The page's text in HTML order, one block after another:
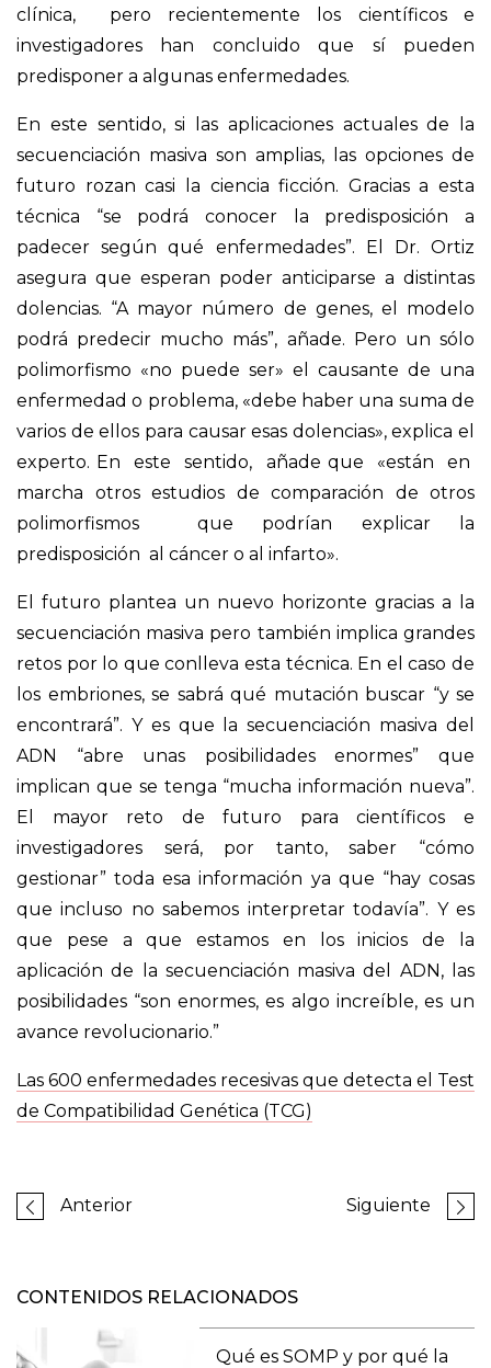
clínica, pero recientemente los científicos e
investigadores han concluido que sí pueden
predisponer a algunas enfermedades.
En este sentido, si las aplicaciones actuales de la
secuenciación masiva son amplias, las opciones de
futuro rozan casi la ciencia ficción. Gracias a esta
técnica “se podrá conocer la predisposición a
padecer según qué enfermedades”. El Dr. Ortiz
asegura que esperan poder anticiparse a distintas
dolencias. “A mayor número de genes, el modelo
podrá predecir mucho más”, añade. Pero un sólo
polimorfismo «no puede ser» el causante de una
enfermedad o problema, «debe haber una suma de
varios de ellos para causar esas dolencias», explica el
experto. En este sentido, añade que «están en
marcha otros estudios de comparación de otros
polimorfismos que podrían explicar la
predisposición al cáncer o al infarto».
El futuro plantea un nuevo horizonte gracias a la
secuenciación masiva pero también implica grandes
retos por lo que conlleva esta técnica. En el caso de
los embriones, se sabrá qué mutación buscar “y se
encontrará”. Y es que la secuenciación masiva del
ADN “abre unas posibilidades enormes” que
implican que se tenga “mucha información nueva”.
El mayor reto de futuro para científicos e
investigadores será, por tanto, saber “cómo
gestionar” toda esa información ya que “hay cosas
que incluso no sabemos interpretar todavía”. Y es
que pese a que estamos en los inicios de la
aplicación de la secuenciación masiva del ADN, las
posibilidades “son enormes, es algo increíble, es un
avance revolucionario.”
Las 600 enfermedades recesivas que detecta el Test
de Compatibilidad Genética (TCG)
Anterior Siguiente
CONTENIDOS RELACIONADOS
Qué es SOMP y por qué la